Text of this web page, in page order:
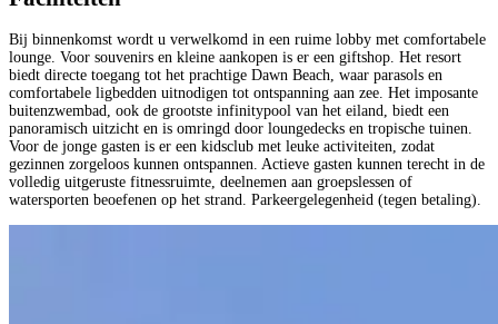
Bij binnenkomst wordt u verwelkomd in een ruime lobby met comfortabele
lounge. Voor souvenirs en kleine aankopen is er een giftshop. Het resort
biedt directe toegang tot het prachtige Dawn Beach, waar parasols en
comfortabele ligbedden uitnodigen tot ontspanning aan zee. Het imposante
buitenzwembad, ook de grootste infinitypool van het eiland, biedt een
panoramisch uitzicht en is omringd door loungedecks en tropische tuinen.
Voor de jonge gasten is er een kidsclub met leuke activiteiten, zodat
gezinnen zorgeloos kunnen ontspannen. Actieve gasten kunnen terecht in de
volledig uitgeruste fitnessruimte, deelnemen aan groepslessen of
watersporten beoefenen op het strand. Parkeergelegenheid (tegen betaling).